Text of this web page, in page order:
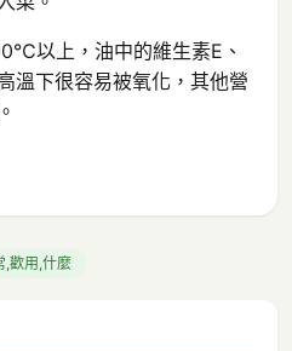
以上，油中的維生素E、
溫下很容易被氧化，其他營
,歡用,什麼